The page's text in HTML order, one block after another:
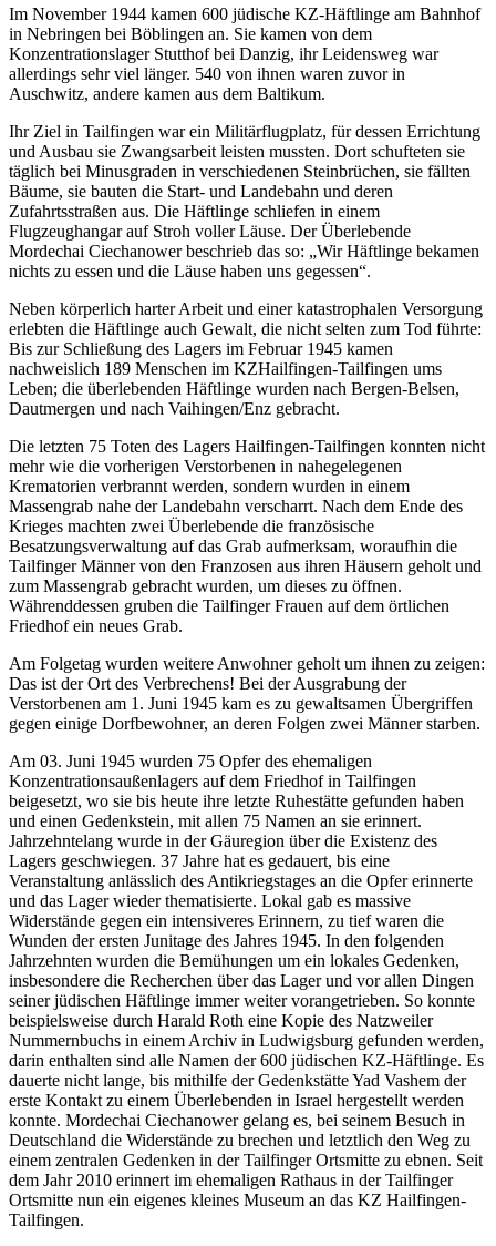
Im November 1944 kamen 600 jüdische KZ-Häftlinge am Bahnhof
in Nebringen bei Böblingen an. Sie kamen von dem
Konzentrationslager Stutthof bei Danzig, ihr Leidensweg war
allerdings sehr viel länger. 540 von ihnen waren zuvor in
Auschwitz, andere kamen aus dem Baltikum.
Ihr Ziel in Tailfingen war ein Militärflugplatz, für dessen Errichtung
und Ausbau sie Zwangsarbeit leisten mussten. Dort schufteten sie
täglich bei Minusgraden in verschiedenen Steinbrüchen, sie fällten
Bäume, sie bauten die Start- und Landebahn und deren
Zufahrtsstraßen aus. Die Häftlinge schliefen in einem
Flugzeughangar auf Stroh voller Läuse. Der Überlebende
Mordechai Ciechanower beschrieb das so: „Wir Häftlinge bekamen
nichts zu essen und die Läuse haben uns gegessen“.
Neben körperlich harter Arbeit und einer katastrophalen Versorgung
erlebten die Häftlinge auch Gewalt, die nicht selten zum Tod führte:
Bis zur Schließung des Lagers im Februar 1945 kamen
nachweislich 189 Menschen im KZHailfingen-Tailfingen ums
Leben; die überlebenden Häftlinge wurden nach Bergen-Belsen,
Dautmergen und nach Vaihingen/Enz gebracht.
Die letzten 75 Toten des Lagers Hailfingen-Tailfingen konnten nicht
mehr wie die vorherigen Verstorbenen in nahegelegenen
Krematorien verbrannt werden, sondern wurden in einem
Massengrab nahe der Landebahn verscharrt. Nach dem Ende des
Krieges machten zwei Überlebende die französische
Besatzungsverwaltung auf das Grab aufmerksam, woraufhin die
Tailfinger Männer von den Franzosen aus ihren Häusern geholt und
zum Massengrab gebracht wurden, um dieses zu öffnen.
Währenddessen gruben die Tailfinger Frauen auf dem örtlichen
Friedhof ein neues Grab.
Am Folgetag wurden weitere Anwohner geholt um ihnen zu zeigen:
Das ist der Ort des Verbrechens! Bei der Ausgrabung der
Verstorbenen am 1. Juni 1945 kam es zu gewaltsamen Übergriffen
gegen einige Dorfbewohner, an deren Folgen zwei Männer starben.
Am 03. Juni 1945 wurden 75 Opfer des ehemaligen
Konzentrationsaußenlagers auf dem Friedhof in Tailfingen
beigesetzt, wo sie bis heute ihre letzte Ruhestätte gefunden haben
und einen Gedenkstein, mit allen 75 Namen an sie erinnert.
Jahrzehntelang wurde in der Gäuregion über die Existenz des
Lagers geschwiegen. 37 Jahre hat es gedauert, bis eine
Veranstaltung anlässlich des Antikriegstages an die Opfer erinnerte
und das Lager wieder thematisierte. Lokal gab es massive
Widerstände gegen ein intensiveres Erinnern, zu tief waren die
Wunden der ersten Junitage des Jahres 1945. In den folgenden
Jahrzehnten wurden die Bemühungen um ein lokales Gedenken,
insbesondere die Recherchen über das Lager und vor allen Dingen
seiner jüdischen Häftlinge immer weiter vorangetrieben. So konnte
beispielsweise durch Harald Roth eine Kopie des Natzweiler
Nummernbuchs in einem Archiv in Ludwigsburg gefunden werden,
darin enthalten sind alle Namen der 600 jüdischen KZ-Häftlinge. Es
dauerte nicht lange, bis mithilfe der Gedenkstätte Yad Vashem der
erste Kontakt zu einem Überlebenden in Israel hergestellt werden
konnte. Mordechai Ciechanower gelang es, bei seinem Besuch in
Deutschland die Widerstände zu brechen und letztlich den Weg zu
einem zentralen Gedenken in der Tailfinger Ortsmitte zu ebnen. Seit
dem Jahr 2010 erinnert im ehemaligen Rathaus in der Tailfinger
Ortsmitte nun ein eigenes kleines Museum an das KZ Hailfingen-
Tailfingen.